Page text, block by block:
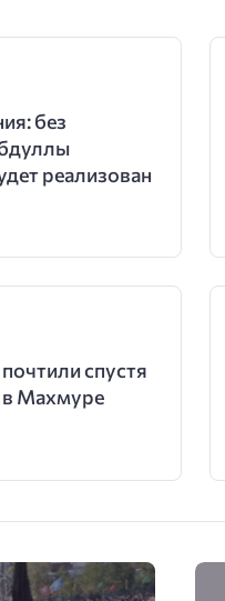
без
реализован
спустя
в Махмуре